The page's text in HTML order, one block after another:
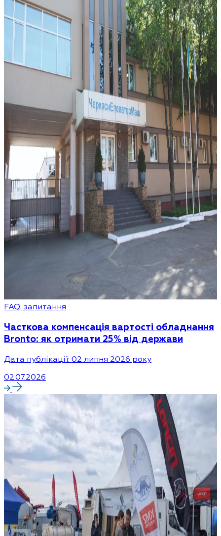
FAQ: запитання
Часткова компенсація вартості обладнання
Bronto: як отримати 25% від держави
Дата публікації: 02 липня 2026 року
02.07.2026